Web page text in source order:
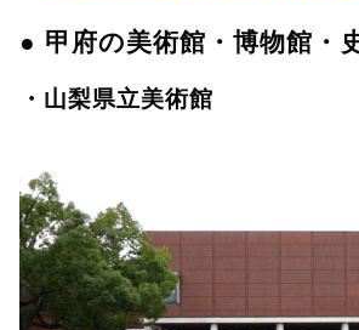
● 甲府の美術館・博物館・
・山梨県立美術館